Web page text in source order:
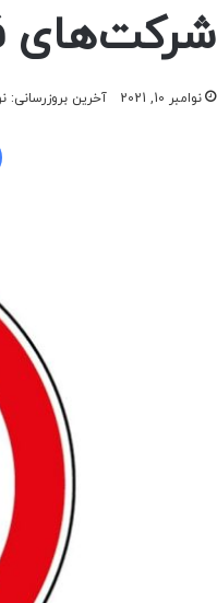
شرکت‌های
نوامبر 10, 2021 آخرین بروزرسانی: نوامبر